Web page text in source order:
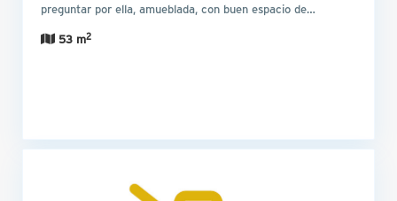
preguntar por ella, amueblada, con buen espacio de…
53 m2